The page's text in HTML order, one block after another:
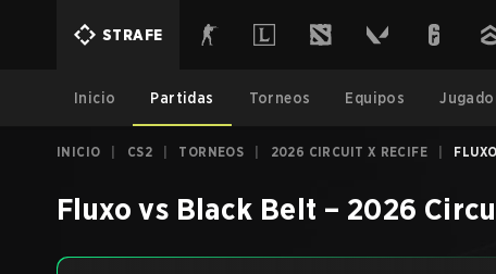
STRAFE
Inicio Partidas Torneos Equipos
INICIO CS2 TORNEOS 2026 CIRCUIT X RECIFE
Fluxo vs Black Belt – 2026